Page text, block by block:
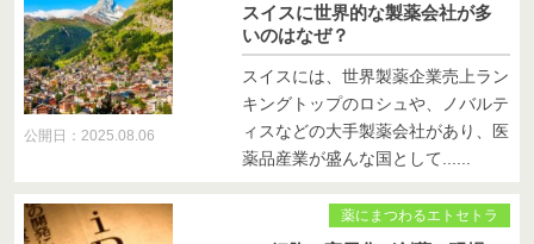
公開日：2025.08.06
スイスに世界的な製薬会社が多
いのはなぜ？
スイスには、世界製薬企業売上ラン
キングトップのロシュや、ノバルテ
ィスなどの大手製薬会社があり、医
薬品産業が盛んな国として......
薬にまつわるエトセトラ